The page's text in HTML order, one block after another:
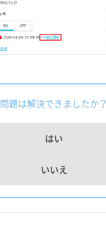
問題は解決できましたか？
はい
いいえ